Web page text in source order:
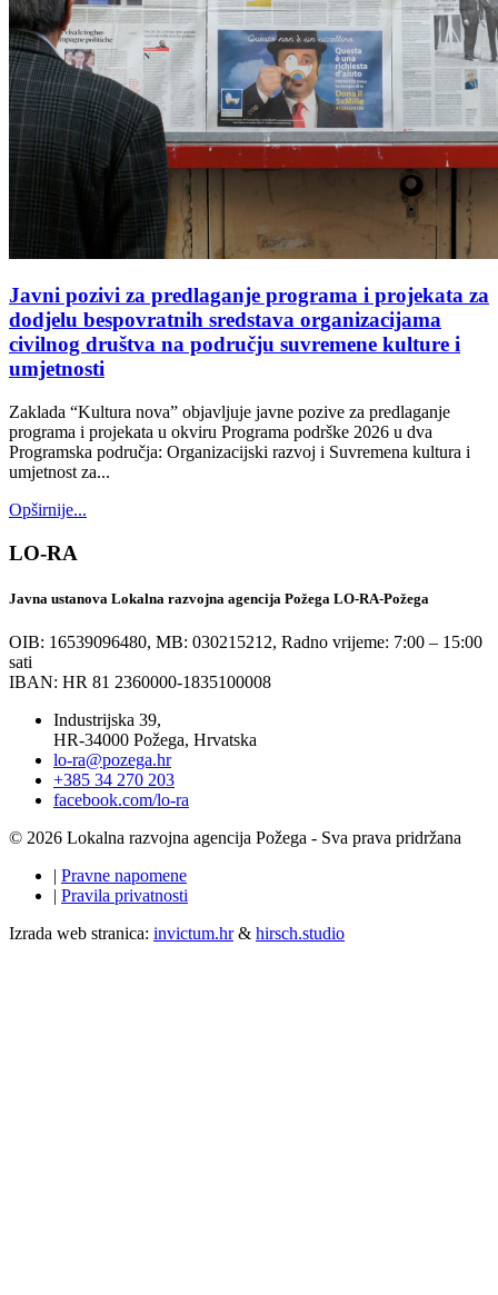
Javni pozivi za predlaganje programa i projekata za
dodjelu bespovratnih sredstava organizacijama
civilnog društva na području suvremene kulture i
umjetnosti
Zaklada “Kultura nova” objavljuje javne pozive za predlaganje
programa i projekata u okviru Programa podrške 2026 u dva
Programska područja: Organizacijski razvoj i Suvremena kultura i
umjetnost za...
Opširnije...
LO-RA
Javna ustanova Lokalna razvojna agencija Požega LO-RA-Požega
OIB: 16539096480, MB: 030215212, Radno vrijeme: 7:00 – 15:00
sati
IBAN: HR 81 2360000-1835100008
Industrijska 39,
HR-34000 Požega, Hrvatska
lo-ra@pozega.hr
+385 34 270 203
facebook.com/lo-ra
© 2026 Lokalna razvojna agencija Požega - Sva prava pridržana
| Pravne napomene
| Pravila privatnosti
Izrada web stranica: invictum.hr& hirsch.studio